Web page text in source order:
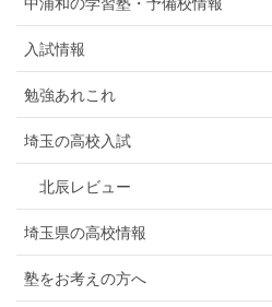
入試情報
勉強あれこれ
埼玉の高校入試
北辰レビュー
埼玉県の高校情報
塾をお考えの方へ